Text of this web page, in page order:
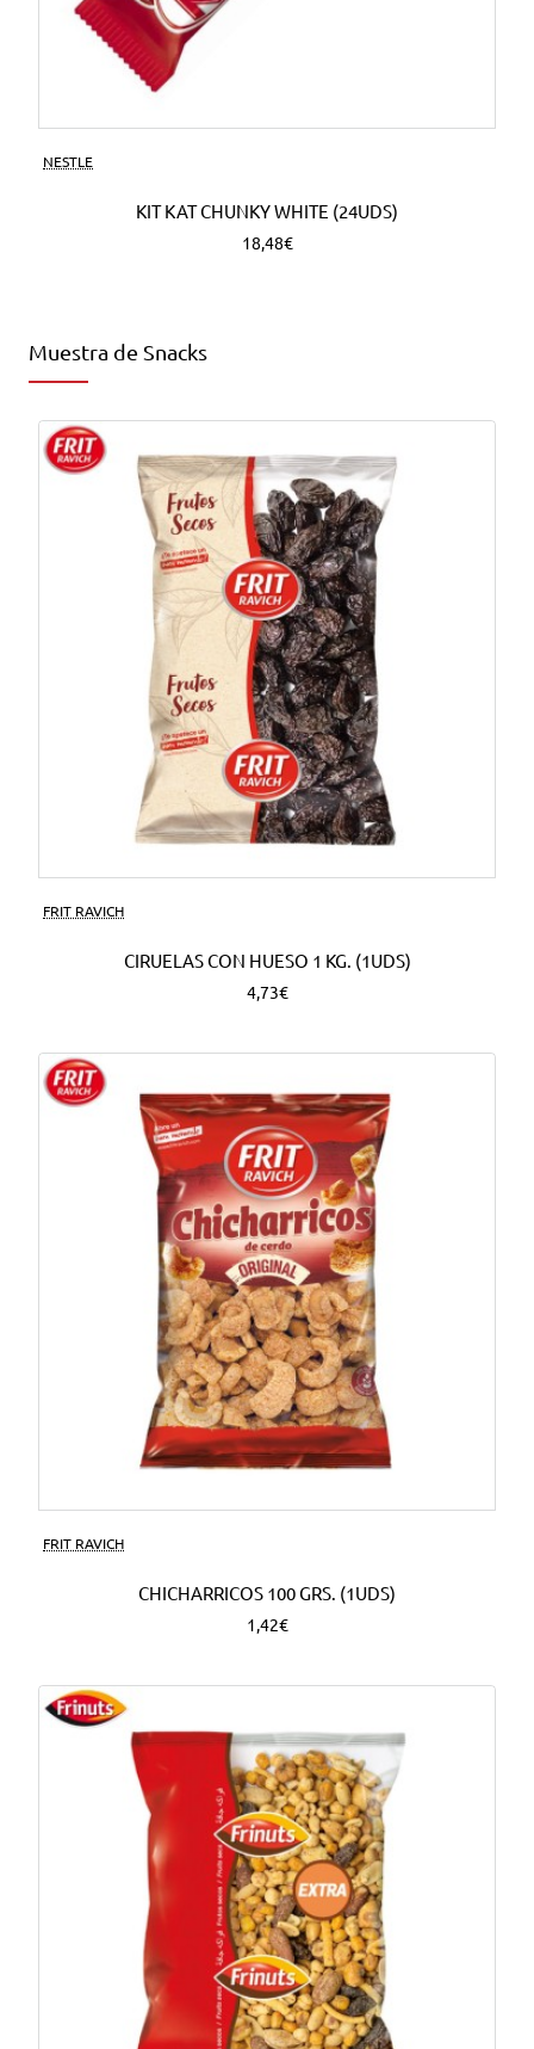
NESTLE
KIT KAT CHUNKY WHITE (24UDS)
18,48€
Muestra de Snacks
FRIT RAVICH
CIRUELAS CON HUESO 1 KG. (1UDS)
4,73€
FRIT RAVICH
CHICHARRICOS 100 GRS. (1UDS)
1,42€